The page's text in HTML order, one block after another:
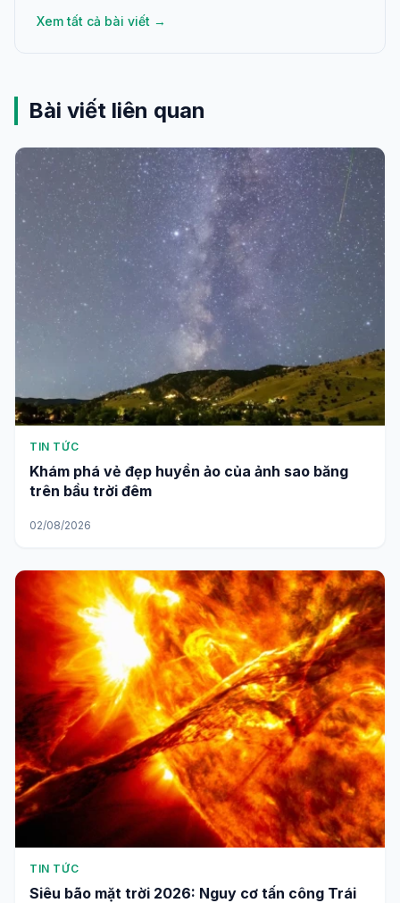
Xem tất cả bài viết →
Bài viết liên quan
TIN TỨC
Khám phá vẻ đẹp huyền ảo của ảnh sao băng
trên bầu trời đêm
02/08/2026
TIN TỨC
Siêu bão mặt trời 2026: Nguy cơ tấn công Trái